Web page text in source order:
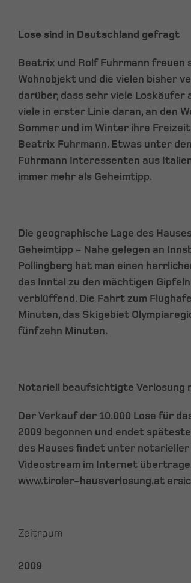
Lose sind in Deutschland gefragt
Beatrix und Rolf Fuhrmann freuen
Wohnobjekt und die vielen bisher
darüber, dass sehr viele Loskäufer
viele in erster Linie daran, an den
Sommer und im Winter ihre
Beatrix Fuhrmann. Etwas unter
Fuhrmann Interessenten aus
immer mehr als Geheimtipp.
Die geographische Lage des
Geheimtipp - Nahe gelegen an
Pollingberg hat man einen
das Inntal zu den mächtigen
verblüffend. Die Fahrt zum
Minuten, das Skigebiet
fünfzehn Minuten.
Notariell beaufsichtigte Verlosung
Der Verkauf der 10.000 Lose für
2009 begonnen und endet
des Hauses findet unter
Videostream im Internet
www.tiroler-hausverlosung.at
Zeitraum
2009